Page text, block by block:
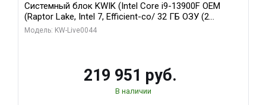
Системный блок KWIK (Intel Core i9-13900F OEM
(Raptor Lake, Intel 7, Efficient-co/ 32 ГБ ОЗУ (2
модуля)/ Gigabyte RTX5070Ti AERO OC 16GB GDDR7
Модель: KW-Live0044
219 951 руб.
В наличии